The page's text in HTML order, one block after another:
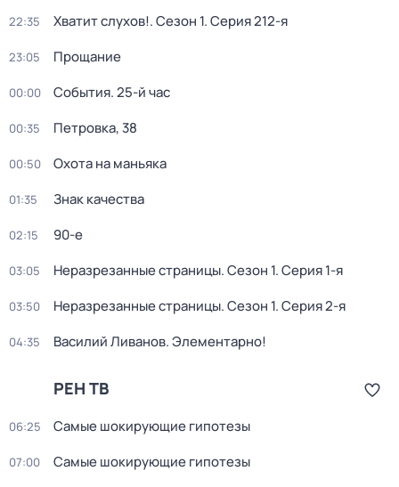
22:35 Хватит слухов!. Сезон 1. Серия 212-я
23:05 Прощание
00:00 События. 25-й час
00:35 Петровка, 38
00:50 Охота на маньяка
01:35 Знак качества
02:15 90-е
03:05 Неразрезанные страницы. Сезон 1. Серия 1-я
03:50 Неразрезанные страницы. Сезон 1. Серия 2-я
04:35 Василий Ливанов. Элементарно!
РЕН ТВ
06:25 Самые шoкиpующие гипотезы
07:00 Самые шoкиpующие гипотезы